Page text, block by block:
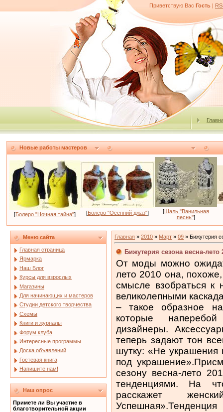
Приветствую Вас Гость |
Новые работы мастеров
[Болеро "Ночная тайна"] [Болеро "Осенний джаз"] [Шаль "Ванильная
песнь"]
Меню сайта
Главная страница
Ярмарка
Наш Блог
Курсы для взрослых
Магазины
Для начинающих и мастеров
Студии детского творчества
Схемы
Книги и журналы
Форум клуба
Интересные программы
Доска объявлений
Гостевая книга
Напишите нам!
Наш опрос
Примете ли Вы участие в
благотворительной акции
Главная » 2010 » Март » 09 » Бижутерия
Бижутерия сезона весна-
От моды можно
лето 2010 она,
смысле взобраться к
великолепными
– такое образное
которые
дизайнеры.
теперь задают тон
шутку: «Не украшения
под
сезону весна-лето
тенденциями. На
расскажет